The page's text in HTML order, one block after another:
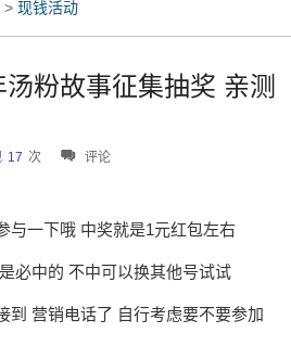
> 现钱活动
粉故事征集抽奖 亲测
17 次 评论
与一下哦 中奖就是1元红包左右
必中的 不中可以换其他号试试
到 营销电话了 自行考虑要不要参加